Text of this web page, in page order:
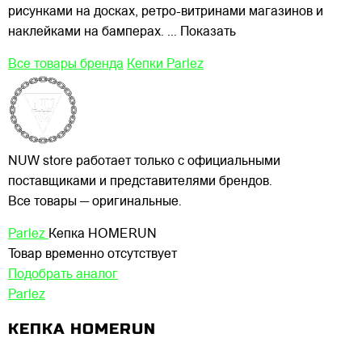
рисунками на досках, ретро-витринами магазинов и
наклейками на бамперах. ... Показать
Все товары бренда Кепки Parlez
NUW store работает только с официальными
поставщиками и представителями брендов.
Все товары — оригинальные.
Parlez Кепка HOMERUN
Товар временно отсутствует
Подобрать аналог
Parlez
КЕПКА HOMERUN